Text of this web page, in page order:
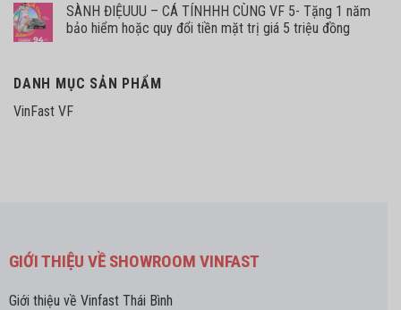
SÀNH ĐIỆUUU – CÁ TÍNHHH CÙNG VF 5- Tặng 1 năm
bảo hiểm hoặc quy đổi tiền mặt trị giá 5 triệu đồng
DANH MỤC SẢN PHẨM
VinFast VF
GIỚI THIỆU VỀ SHOWROOM VINFAST
Giới thiệu về Vinfast Thái Bình